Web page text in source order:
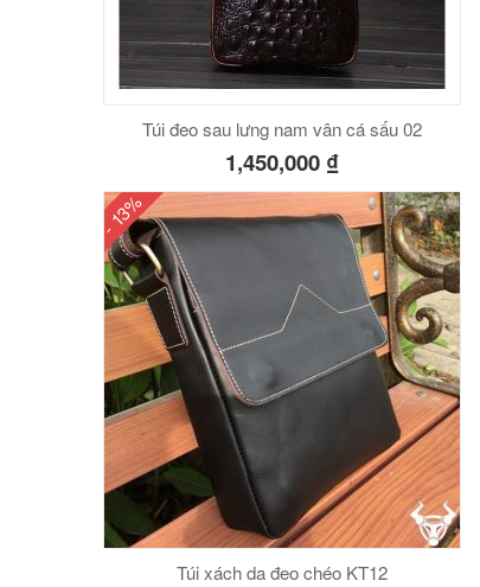
Túi đeo sau lưng nam vân cá sấu 02
1,450,000 ₫
- 13%
Túi xách da đeo chéo KT12